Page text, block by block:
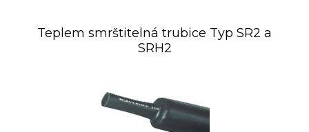
Teplem smrštitelná trubice Typ SR2 a
SRH2